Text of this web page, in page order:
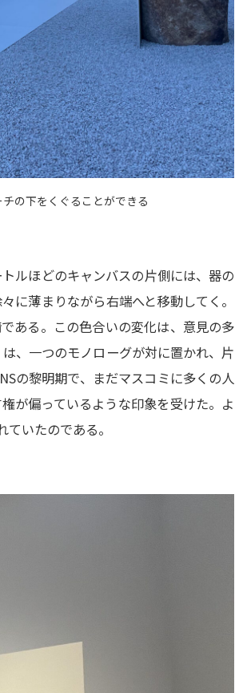
の下をくぐることができる
ルほどのキャンバスの片側には、器の
に薄まりながら右端へと移動してく。
ある。この色合いの変化は、意見の多
、一つのモノローグが対に置かれ、片
の黎明期で、まだマスコミに多くの人
が偏っているような印象を受けた。よ
いたのである。